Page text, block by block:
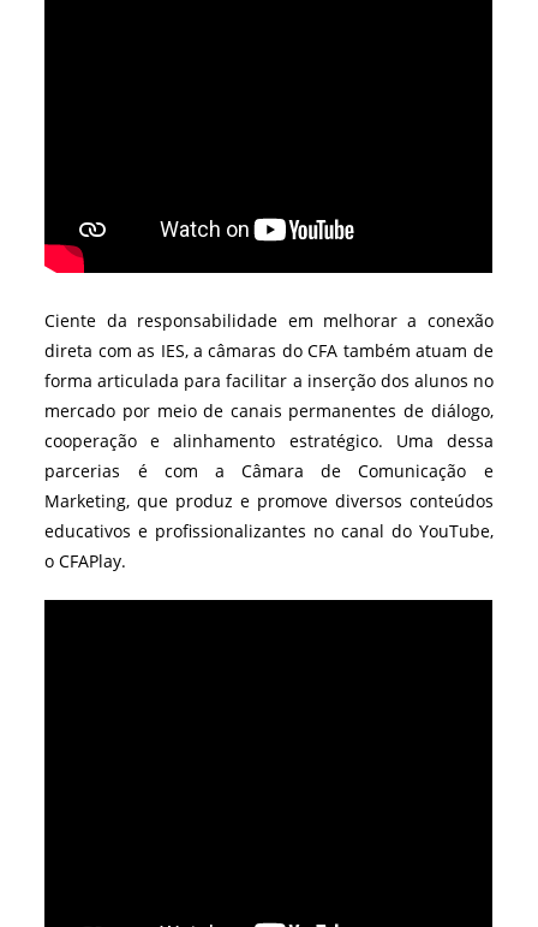
Ciente da responsabilidade em melhorar a conexão
direta com as IES, a câmaras do CFA também atuam de
forma articulada para facilitar a inserção dos alunos no
mercado por meio de canais permanentes de diálogo,
cooperação e alinhamento estratégico. Uma dessa
parcerias é com a Câmara de Comunicação e
Marketing, que produz e promove diversos conteúdos
educativos e profissionalizantes no canal do YouTube,
o CFAPlay.